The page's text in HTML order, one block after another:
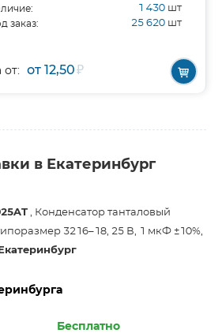
1 430 шт
заказ: 25 620 шт
от: от 12,50₽
в Екатеринбург
, Конденсатор танталовый
3216–18, 25 В, 1 мкФ ±10%,
Екатеринбург
Бесплатно